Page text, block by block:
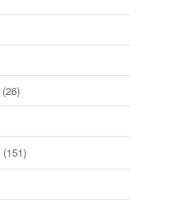
(26)
(151)